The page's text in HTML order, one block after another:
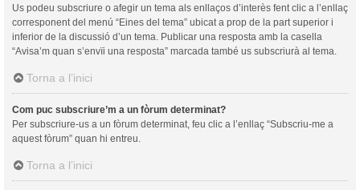
Us podeu subscriure o afegir un tema als enllaços d’interès fent clic a l’enllaç
corresponent del menú “Eines del tema” ubicat a prop de la part superior i
inferior de la discussió d’un tema. Publicar una resposta amb la casella
“Avisa’m quan s’envïi una resposta” marcada també us subscriurà al tema.
Torna a l’inici
Com puc subscriure’m a un fòrum determinat?
Per subscriure-us a un fòrum determinat, feu clic a l’enllaç “Subscriu-me a
aquest fòrum” quan hi entreu.
Torna a l’inici